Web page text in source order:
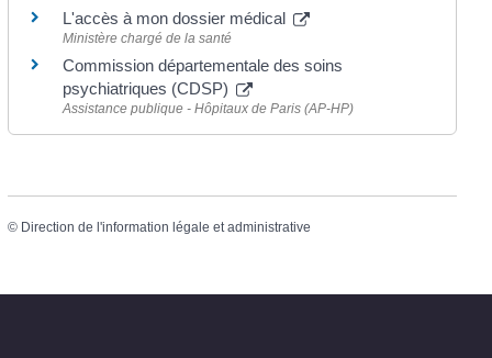
L'accès à mon dossier médical
Ministère chargé de la santé
Commission départementale des soins
psychiatriques (CDSP)
Assistance publique - Hôpitaux de Paris (AP-HP)
© Direction de l'information légale et administrative